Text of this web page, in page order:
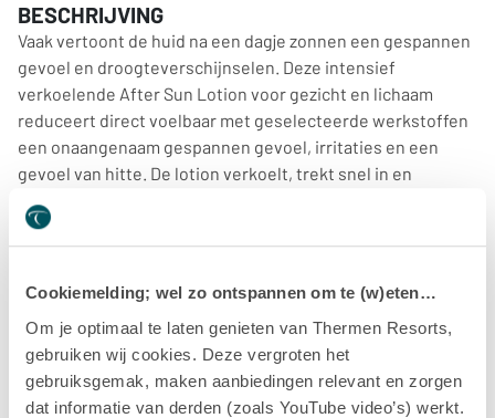
Cookiemelding; wel zo ontspannen om te (w)eten…
Om je optimaal te laten genieten van Thermen Resorts,
gebruiken wij cookies. Deze vergroten het
gebruiksgemak, maken aanbiedingen relevant en zorgen
dat informatie van derden (zoals YouTube video’s) werkt.
BESCHRIJVING
Vaak vertoont de huid na een dagje zonnen een gespannen
gevoel en droogteverschijnselen. Deze intensief
verkoelende After Sun Lotion voor gezicht en lichaam
reduceert direct voelbaar met geselecteerde werkstoffen
een onaangenaam gespannen gevoel, irritaties en een
gevoel van hitte. De lotion verkoelt, trekt snel in en
ondersteunt de huidregeneratie.
Beauty-bonus: een bruiningsversneller uit
WERKING
Squalaan en panthenol reguleren de huidvochtigheid. Een
speciaal paddenstoelextract ondersteunt de regeneratie